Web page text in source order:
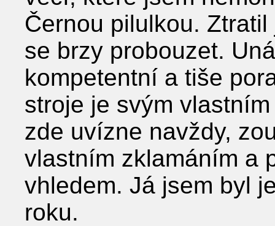
Černou pilulkou.
se brzy probouzet.
kompetentní a tiše
stroje je svým
zde uvízne navždy,
vlastním zklamáním a
vhledem. Já jsem byl
roku.